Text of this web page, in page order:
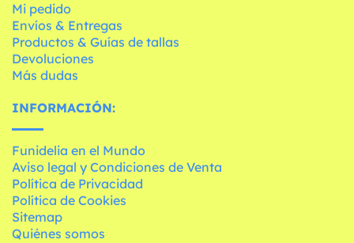
Mi pedido
Envíos & Entregas
Productos & Guías de tallas
Devoluciones
Más dudas
INFORMACIÓN:
Funidelia en el Mundo
Aviso legal y Condiciones de Venta
Política de Privacidad
Política de Cookies
Sitemap
Quiénes somos